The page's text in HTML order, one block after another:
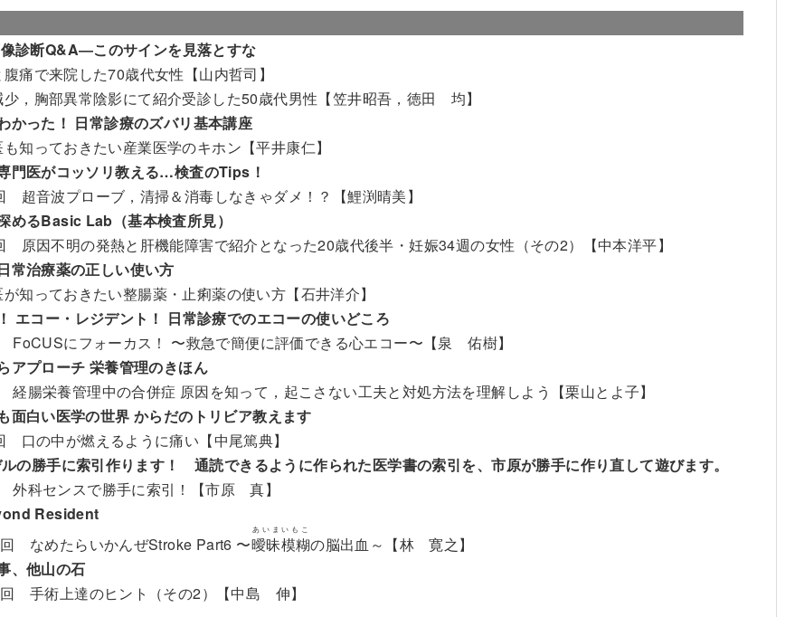
診断Q&A―このサインを見落とすな
痛で来院した70歳代女性【山内哲司】
少，胸部異常陰影にて紹介受診した50歳代男性【笠井昭吾，徳田 均】
かった！ 日常診療のズバリ基本講座
知っておきたい産業医学のキホン【平井康仁】
門医がコッソリ教える…検査のTips！
超音波プローブ，清掃＆消毒しなきゃダメ！？【鯉渕晴美】
めるBasic Lab（基本検査所見）
原因不明の発熱と肝機能障害で紹介となった20歳代後半・妊娠34週の女性（その2）【中本洋平】
常治療薬の正しい使い方
知っておきたい整腸薬・止痢薬の使い方【石井洋介】
エコー・レジデント！ 日常診療でのエコーの使いどころ
にフォーカス！ 〜救急で簡便に評価できる心エコー〜【泉 佑樹】
栄養剤からアプローチ 栄養管理のきほん
腸栄養管理中の合併症 原因を知って，起こさない工夫と対処方法を理解しよう【栗山とよ子】
面白い医学の世界 からだのトリビア教えます
口の中が燃えるように痛い【中尾篤典】
の勝手に索引作ります！ 通読できるように作られた医学書の索引を、市原が勝手に作り直して遊びます。
科センスで勝手に索引！【市原 真】
Resident
なめたらいかんぜStroke Part6 〜曖昧模糊
あいまいもこ
の脳出血～【林 寛之】
、他山の石
手術上達のヒント（その2）【中島 伸】